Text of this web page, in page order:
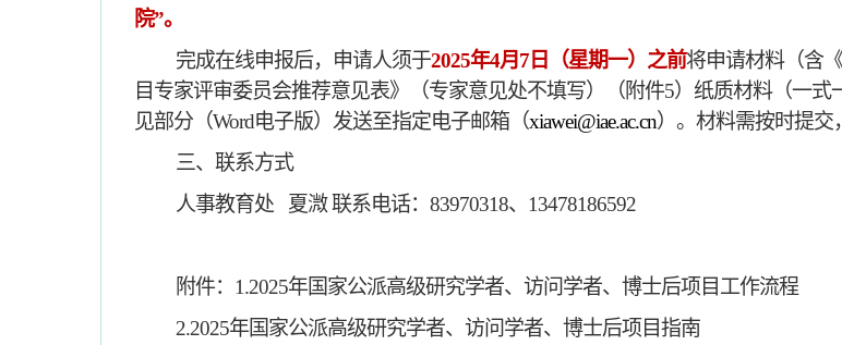
院”。
完成在线申报后， 申请人须于2025年4月7 日 （星期一）之前将申请材料（含
目专家评审委员会推荐意见表》
（专家意见处不填写） （附件5）纸质材料（一式
见部分（Word电子版）发送至指定电子邮箱（xiawei@iae.ac.cn）。材料需按时提交
三、联系方式
人事教育处
夏溦 联系电话： 83970318、13478186592
附件： 1.2025年国家公派高级研究学者、访问学者、博士后项目工作流程
2.2025年国家公派高级研究学者、访问学者、博士后项目指南